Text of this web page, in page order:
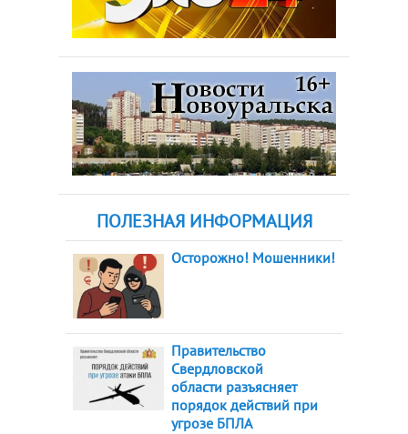
ПОЛЕЗНАЯ ИНФОРМАЦИЯ
Осторожно! Мошенники!
Правительство
Свердловской
области разъясняет
порядок действий при
угрозе БПЛА